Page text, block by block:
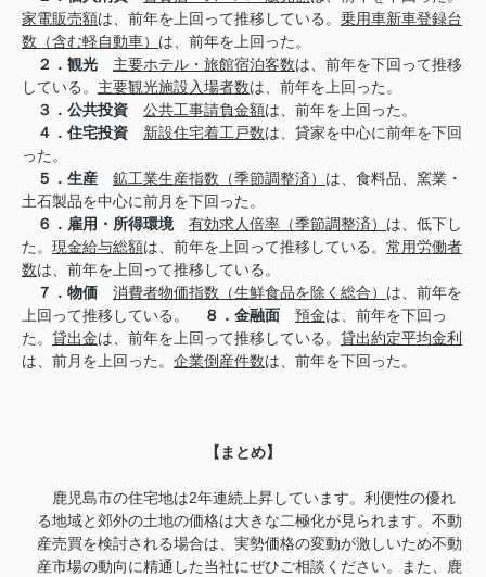
家電販売額は、前年を上回って推移している。 乗用車新車登録台
数（含む軽自動車） は、前年を上回った。
２．観光 主要ホテル・旅館宿泊客数は、前年を下回って推移
している。 主要観光施設入場者数は、前年を上回った。
３．公共投資
公共工事請負金額は、前年を上回った。
４．住宅投資
新設住宅着工戸数は、貸家を中心に前年を下回
った。
５．生産 鉱工業生産指数（季節調整済） は、食料品、窯業・
土石製品を中心に前月を下回った。
６．雇用・所得環境
有効求人倍率（季節調整済） は、低下し
た。 現金給与総額は、前年を上回って推移している。 常用労働者
数は、前年を上回って推移している。
７．物価
消費者物価指数（生鮮食品を除く総合） は、前年を
上回って推移している。
８．金融面 預金は、前年を下回っ
た。 貸出金は、前年を上回って推移している。 貸出約定平均金利
は、前月を上回った。 企業倒産件数は、前年を下回った。
【まとめ】
鹿児島市の住宅地は2年連続上昇しています。利便性の優れ
る地域と郊外の土地の価格は大きな二極化が見られます。不動
産売買を検討される場合は、実勢価格の変動が激しいため不動
産市場の動向に精通した当社にぜひご相談ください。また、鹿